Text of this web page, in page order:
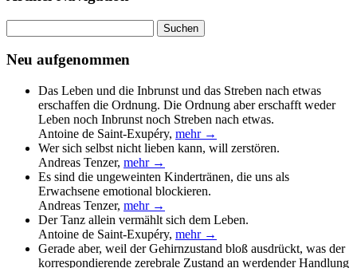
nach:
Neu aufgenommen
Das Leben und die Inbrunst und das Streben nach etwas
erschaffen die Ordnung. Die Ordnung aber erschafft weder
Leben noch Inbrunst noch Streben nach etwas.
Antoine de Saint-Exupéry, mehr →
Wer sich selbst nicht lieben kann, will zerstören.
Andreas Tenzer, mehr →
Es sind die ungeweinten Kindertränen, die uns als
Erwachsene emotional blockieren.
Andreas Tenzer, mehr →
Der Tanz allein vermählt sich dem Leben.
Antoine de Saint-Exupéry, mehr →
Gerade aber, weil der Gehirnzustand bloß ausdrückt, was der
korrespondierende zerebrale Zustand an werdender Handlung